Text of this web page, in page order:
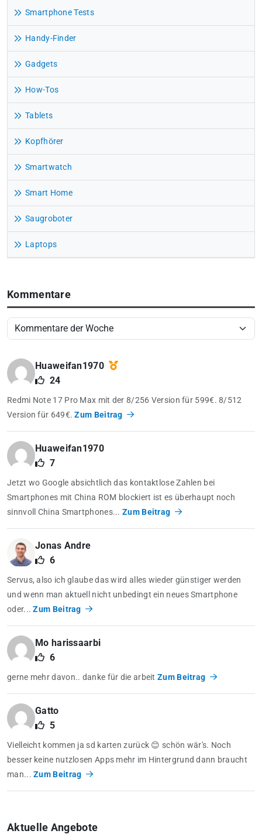
Smartphone Tests
Handy-Finder
Gadgets
How-Tos
Tablets
Kopfhörer
Smartwatch
Smart Home
Saugroboter
Laptops
Kommentare
Huaweifan1970
24
Redmi Note 17 Pro Max mit der 8/256 Version für 599€. 8/512
Version für 649€.Zum Beitrag
Huaweifan1970
7
Jetzt wo Google absichtlich das kontaktlose Zahlen bei
Smartphones mit China ROM blockiert ist es überhaupt noch
sinnvoll China Smartphones...Zum Beitrag
Jonas Andre
6
Servus, also ich glaube das wird alles wieder günstiger werden
und wenn man aktuell nicht unbedingt ein neues Smartphone
oder...Zum Beitrag
Mo harissaarbi
6
gerne mehr davon.. danke für die arbeit Zum Beitrag
Gatto
5
Vielleicht kommen ja sd karten zurück 😊 schön wär's. Noch
besser keine nutzlosen Apps mehr im Hintergrund dann braucht
man...Zum Beitrag
Aktuelle Angebote